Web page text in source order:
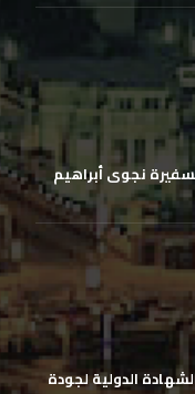
نجوى أبراهيم
الدولية لجودة